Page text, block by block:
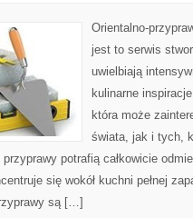
Orientalno-
jest to serwis
uwielbiają
kulinarne
która może
świata, jak i tych,
przyprawy potrafią całkowicie
się wokół kuchni pełnej
są […]